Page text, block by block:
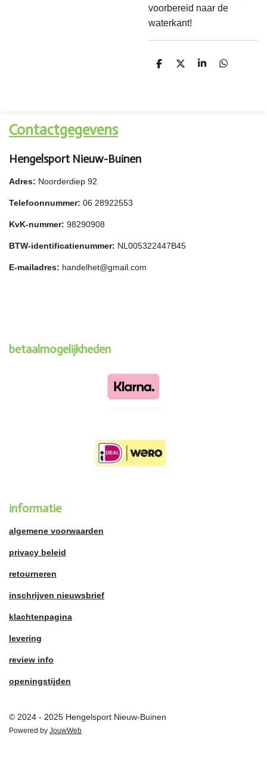
voorbereid naar de
waterkant!
D
D
S
D
Contactgegevens
Hengelsport Nieuw-Buinen
Adres: Noorderdiep 92
Telefoonnummer: 06 28922553
KvK-nummer: 98290908
BTW-identificatienummer: NL005322447B45
E-mailadres: handelhet@gmail.com
betaalmogelijkheden
informatie
algemene voorwaarden
privacy beleid
retourneren
inschrijven nieuwsbrief
klachtenpagina
levering
review info
openingstijden
© 2024 - 2025 Hengelsport Nieuw-Buinen
Powered by JouwWeb